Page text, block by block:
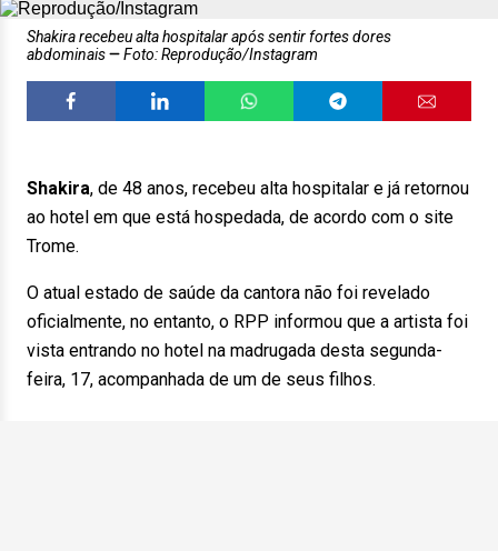
Shakira recebeu alta hospitalar após sentir fortes dores
abdominais
Foto: Reprodução/Instagram
Shakira, de 48 anos, recebeu alta hospitalar e já retornou
ao hotel em que está hospedada, de acordo com o site
Trome.
O atual estado de saúde da cantora não foi revelado
oficialmente, no entanto, o RPP informou que a artista foi
vista entrando no hotel na madrugada desta segunda-
feira, 17, acompanhada de um de seus filhos.